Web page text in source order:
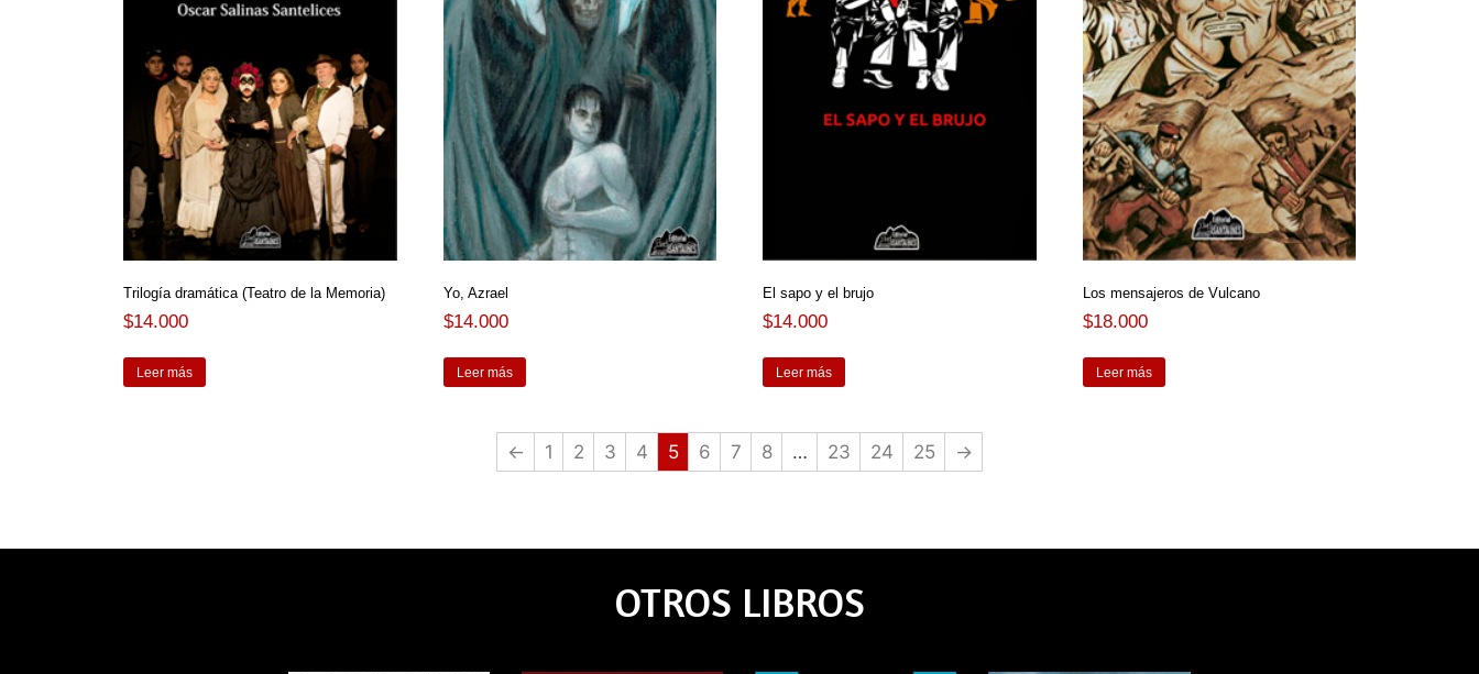
Trilogía dramática (Teatro de la Memoria)
$14.000
Leer más
Yo, Azrael
$14.000
Leer más
El sapo y el brujo
$14.000
Leer más
Los mensajeros de Vulcano
$18.000
Leer más
← 1 2 3 4 5 6 7 8 … 23 24 25 →
OTROS LIBROS